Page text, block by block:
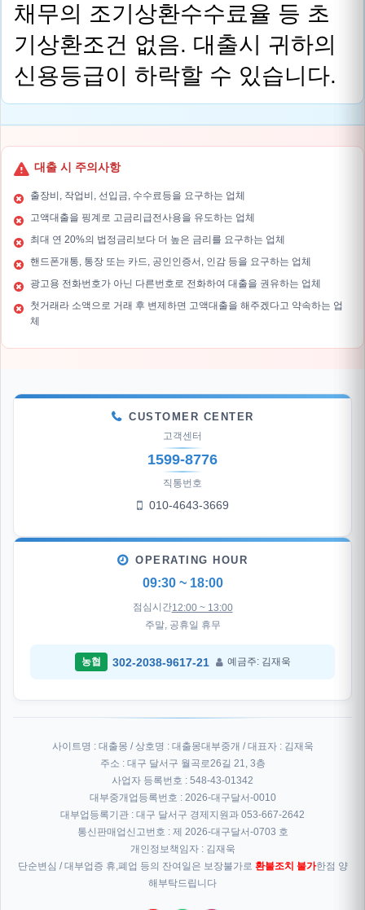
채무의 조기상환수수료율 등 초
기상환조건 없음. 대출시 귀하의
신용등급이 하락할 수 있습니다.
대출 시 주의사항
출장비, 작업비, 선입금, 수수료등을 요구하는 업체
고액대출을 핑계로 고금리급전사용을 유도하는 업체
최대 연 20%의 법정금리보다 더 높은 금리를 요구하는 업체
핸드폰개통, 통장 또는 카드, 공인인증서, 인감 등을 요구하는 업체
광고용 전화번호가 아닌 다른번호로 전화하여 대출을 권유하는 업체
첫거래라 소액으로 거래 후 변제하면 고액대출을 해주겠다고 약속하는 업
체
CUSTOMER CENTER
고객센터
1599-8776
직통번호
010-4643-3669
OPERATING HOUR
09:30 ~ 18:00
점심시간12:00 ~ 13:00
주말, 공휴일 휴무
농협 302-2038-9617-21 예금주: 김재욱
사이트명 : 대출몽 / 상호명 : 대출몽대부중개 / 대표자 : 김재욱
주소 : 대구 달서구 월곡로26길 21, 3층
사업자 등록번호 : 548-43-01342
대부중개업등록번호 : 2026-대구달서-0010
대부업등록기관 : 대구 달서구 경제지원과 053-667-2642
통신판매업신고번호 : 제 2026-대구달서-0703 호
개인정보책임자 : 김재욱
단순변심 / 대부업증 휴,폐업 등의 잔여일은 보장불가로 환불조치 불가한점 양
해부탁드립니다